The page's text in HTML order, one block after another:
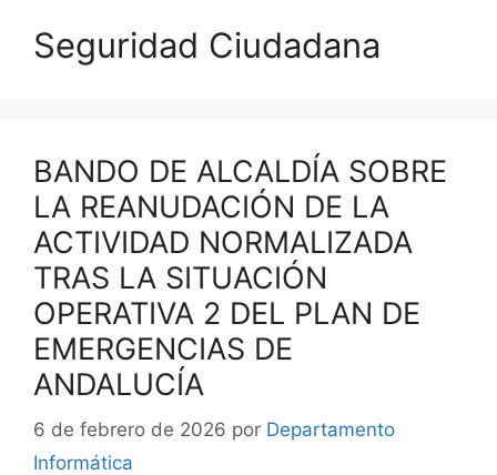
Seguridad Ciudadana
BANDO DE ALCALDÍA SOBRE
LA REANUDACIÓN DE LA
ACTIVIDAD NORMALIZADA
TRAS LA SITUACIÓN
OPERATIVA 2 DEL PLAN DE
EMERGENCIAS DE
ANDALUCÍA
6 de febrero de 2026 por Departamento
Informática